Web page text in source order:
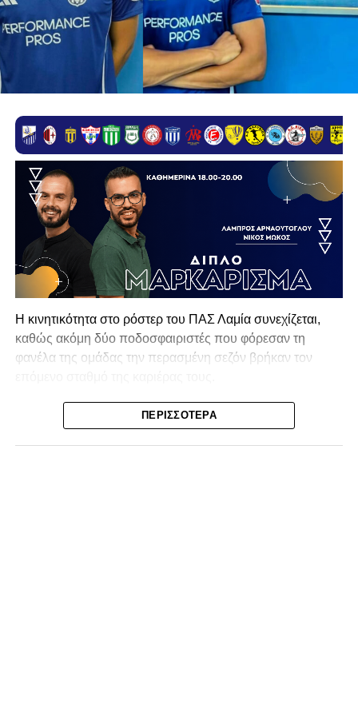
Η κινητικότητα στο ρόστερ του ΠΑΣ Λαμία συνεχίζεται,
καθώς ακόμη δύο ποδοσφαιριστές που φόρεσαν τη
φανέλα της ομάδας την περασμένη σεζόν βρήκαν τον
Ο λόγος για τον Βασίλη Τρούμπουλο και τον Χρυσόστομο
Στάγκο, οι οποίοι θα συνεχίσουν μαζί την ποδοσφαιρική
τους πορεία στον Σαρωνικό Αναβύσσου, με τον σύλλογο
ΠΕΡΙΣΣΌΤΕΡΑ